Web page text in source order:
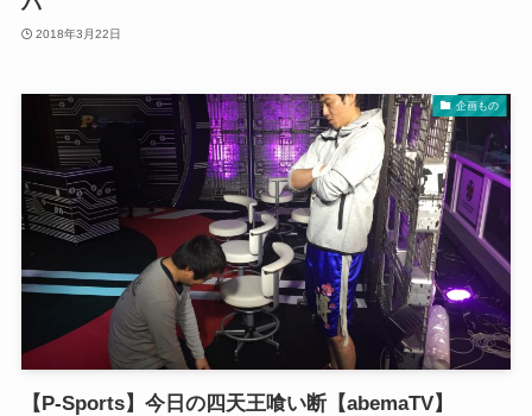
2018年3月22日
企画もの
【P-Sports】今日の四天王喰い断【abemaTV】